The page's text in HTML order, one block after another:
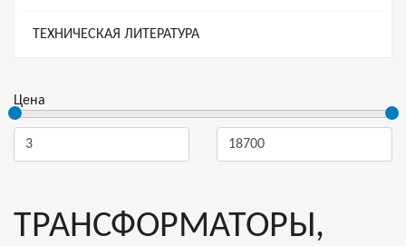
ТЕХНИЧЕСКАЯ ЛИТЕРАТУРА
Цена
ТРАНСФОРМАТОРЫ,